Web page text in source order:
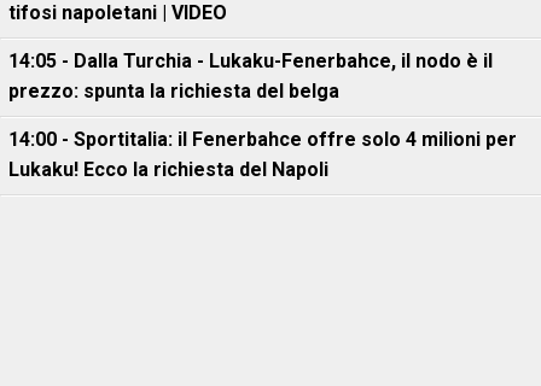
tifosi napoletani | VIDEO
14:05 - Dalla Turchia - Lukaku-Fenerbahce, il nodo è il
prezzo: spunta la richiesta del belga
14:00 - Sportitalia: il Fenerbahce offre solo 4 milioni per
Lukaku! Ecco la richiesta del Napoli